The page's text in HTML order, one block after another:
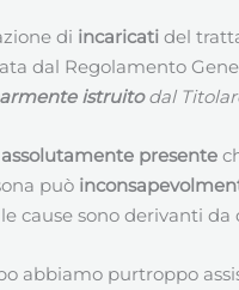
di incaricati del
dal Regolamento
istruitodal
assolutamente presente
può
le cause sono derivanti
abbiamo purtroppo